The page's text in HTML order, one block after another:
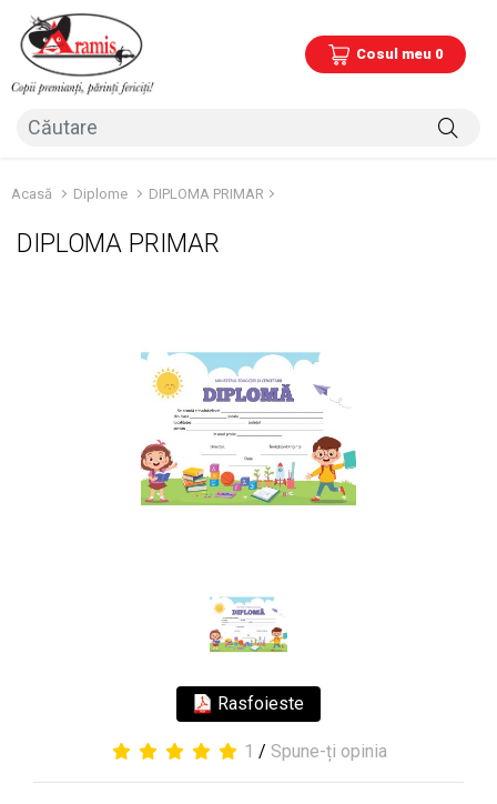
Cosul meu 0
Acasă Diplome DIPLOMA PRIMAR
DIPLOMA PRIMAR
Rasfoieste
1 / Spune-ți opinia